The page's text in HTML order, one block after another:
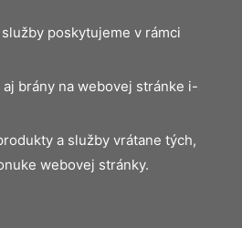
poskytujeme v rámci
brány na webovej stránke i-
a služby vrátane tých,
webovej stránky.